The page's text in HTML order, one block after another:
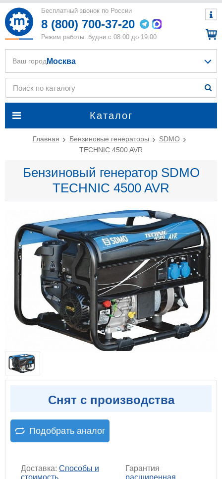
Бесплатный звонок по России
8 (800) 700-37-20
Режим работы: будни с 08:00 до 19:00
Каталог
Ваш город Москва
Главная Бензиновые генераторы
SDMO
TECHNIC 4500 AVR
Бензиновый генератор SDMO
TECHNIC 4500 AVR
Снят с производства
Подобрать аналог
Доставка: Способы и
стоимость
Гарантия
расширенная